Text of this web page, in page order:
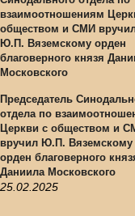
Председатель
отдела по
Церкви с обществом и
вручил Ю.П. Вяземскому
орден благоверного
Даниила Московского
25.02.2025